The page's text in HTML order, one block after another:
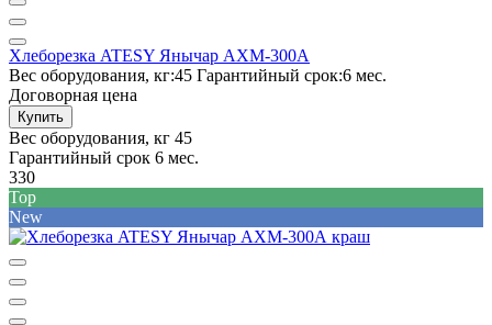
Хлеборезка ATESY Янычар АХМ-300А
Вес оборудования, кг:45 Гарантийный срок:6 мес.
Договорная цена
Купить
Вес оборудования, кг 45
Гарантийный срок 6 мес.
330
Top
New